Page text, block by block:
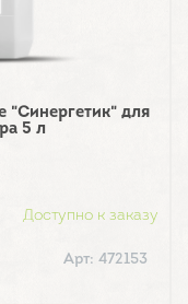
"Синергетик" для
5 л
Доступно к заказу
Арт: 472153